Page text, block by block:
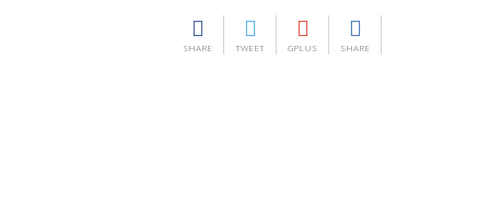
SHARE TWEET GPLUS SHARE